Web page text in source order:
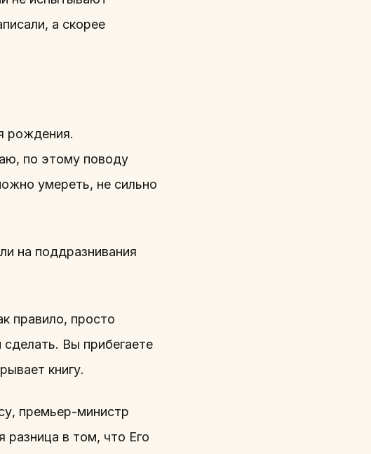
а скорее
рождения.
по этому поводу
умереть, не сильно
на поддразнивания
правило, просто
Вы прибегаете
книгу.
премьер-министр
в том, что Его